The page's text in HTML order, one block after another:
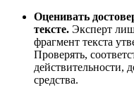
Оценивать
тексте. Эксперт
фрагмент текста
Проверять,
действительности,
средства.